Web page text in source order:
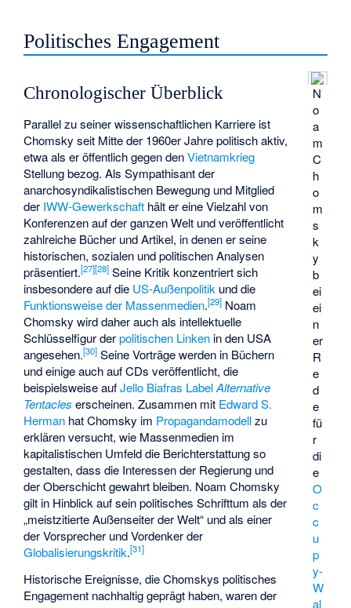
Politisches Engagement
N
o
a
m
C
h
o
m
s
k
y
b
ei
ei
n
er
R
e
d
e
fü
r
di
e
O
c
c
u
p
y-
W
al
Chronologischer Überblick
Parallel zu seiner wissenschaftlichen Karriere ist
Chomsky seit Mitte der 1960er Jahre politisch aktiv,
etwa als er öffentlich gegen denVietnamkrieg
Stellung bezog. Als Sympathisant der
anarchosyndikalistischen Bewegung und Mitglied
der IWW-Gewerkschaft hält er eine Vielzahl von
Konferenzen auf der ganzen Welt und veröffentlicht
zahlreiche Bücher und Artikel, in denen er seine
historischen, sozialen und politischen Analysen
präsentiert.[27][28] Seine Kritik konzentriert sich
insbesondere auf die US-Außenpolitik und die
Funktionsweise der Massenmedien.[29] Noam
Chomsky wird daher auch als intellektuelle
Schlüsselfigur derpolitischen Linken in den USA
angesehen.[30] Seine Vorträge werden in Büchern
und einige auch auf CDs veröffentlicht, die
beispielsweise aufJello Biafras Label Alternative
Tentacles erscheinen. Zusammen mit Edward S.
Herman hat Chomsky im Propagandamodellzu
erklären versucht, wie Massenmedien im
kapitalistischen Umfeld die Berichterstattung so
gestalten, dass die Interessen der Regierung und
der Oberschicht gewahrt bleiben. Noam Chomsky
gilt in Hinblick auf sein politisches Schrifttum als der
„meistzitierte Außenseiter der Welt“ und als einer
der Vorsprecher und Vordenker der
Globalisierungskritik.[31]
Historische Ereignisse, die Chomskys politisches
Engagement nachhaltig geprägt haben, waren der